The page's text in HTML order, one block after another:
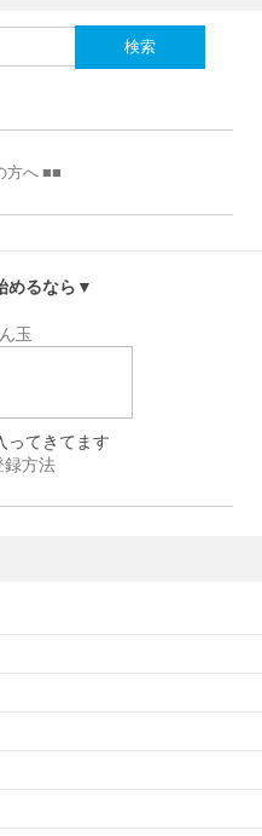
方へ ■■
めるなら▼
玉
ってきてます
録方法